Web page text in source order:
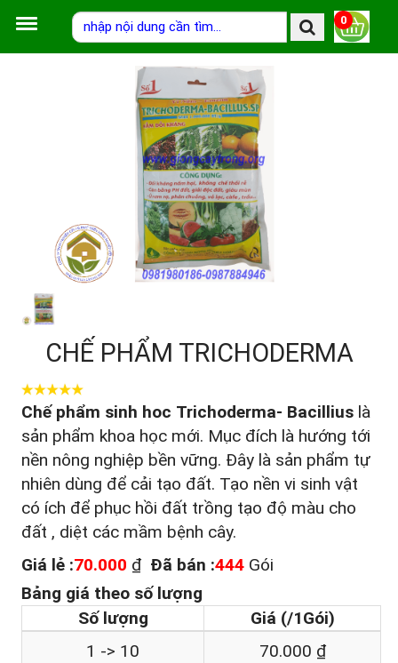
0
CHẾ PHẨM TRICHODERMA
Chế phẩm sinh hoc Trichoderma- Bacillius là
sản phẩm khoa học mới. Mục đích là hướng tới
nền nông nghiệp bền vững. Đây là sản phẩm tự
nhiên dùng để cải tạo đất. Tạo nền vi sinh vật
có ích để phục hồi đất trồng tạo độ màu cho
đất , diệt các mầm bệnh cây.
Giá lẻ :70.000 ₫ Đã bán :444 Gói
Bảng giá theo số lượng
Số lượng
Giá (/1Gói)
1 -> 10
70.000 ₫